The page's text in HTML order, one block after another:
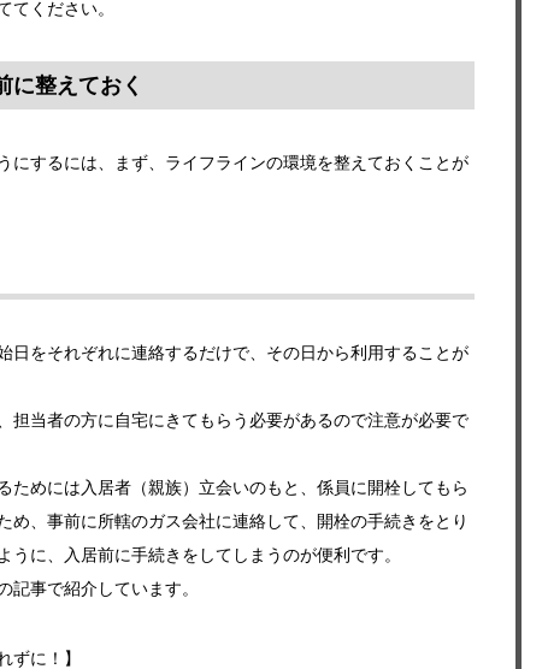
てください。
に整えておく
にするには、まず、ライフラインの環境を整えておくことが
日をそれぞれに連絡するだけで、その日から利用することが
担当者の方に自宅にきてもらう必要があるので注意が必要で
ためには入居者（親族）立会いのもと、係員に開栓してもら
め、事前に所轄のガス会社に連絡して、開栓の手続きをとり
うに、入居前に手続きをしてしまうのが便利です。
記事で紹介しています。
ずに！】